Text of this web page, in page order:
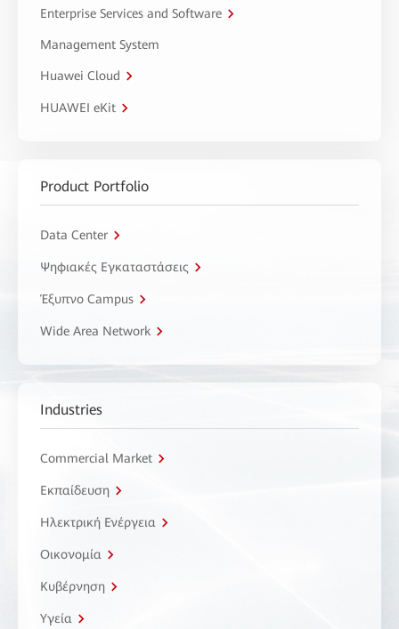
Enterprise Services and Software
Management System
Huawei Cloud
HUAWEI eKit
Product Portfolio
Data Center
Ψηφιακές Εγκαταστάσεις
Έξυπνο Campus
Wide Area Network
Industries
Commercial Market
Εκπαίδευση
Ηλεκτρική Ενέργεια
Οικονομία
Κυβέρνηση
Υγεία